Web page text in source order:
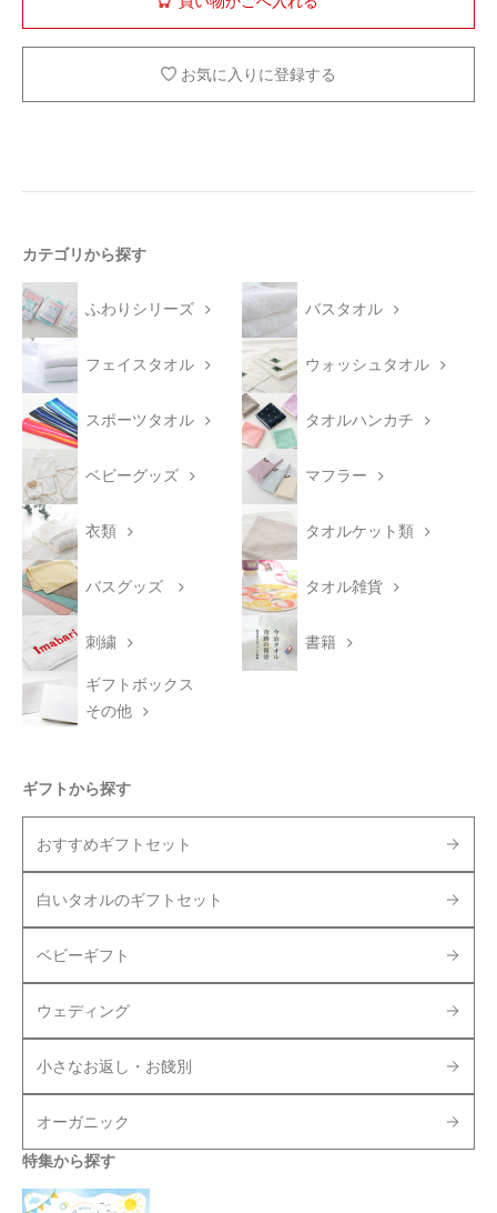
お気に入りに登録する
カテゴリから探す
ふわりシリーズ バスタオル
フェイスタオル ウォッシュタオル
スポーツタオル タオルハンカチ
ベビーグッズ マフラー
衣類 タオルケット類
バスグッズ タオル雑貨
刺繍 書籍
ギフトボックス
その他
ギフトから探す
おすすめギフトセット
白いタオルのギフトセット
ベビーギフト
ウェディング
小さなお返し・お餞別
オーガニック
特集から探す